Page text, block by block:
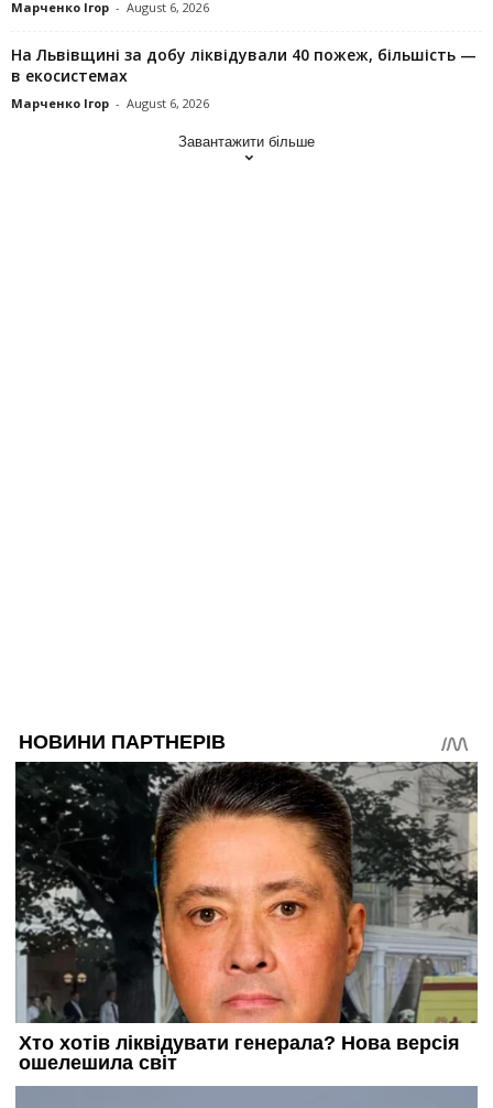
Марченко Ігор - August 6, 2026
На Львівщині за добу ліквідували 40 пожеж, більшість —
в екосистемах
Марченко Ігор - August 6, 2026
Завантажити більше